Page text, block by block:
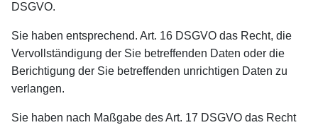
DSGVO.
Sie haben entsprechend. Art. 16 DSGVO das Recht, die
Vervollständigung der Sie betreffenden Daten oder die
Berichtigung der Sie betreffenden unrichtigen Daten zu
verlangen.
Sie haben nach Maßgabe des Art. 17 DSGVO das Recht